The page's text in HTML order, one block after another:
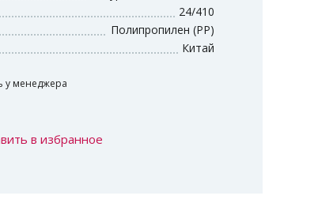
24/410
Полипропилен (PP)
Китай
у менеджера
в избранное